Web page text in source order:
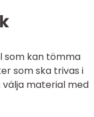
som kan tömma
som ska trivas i
material med